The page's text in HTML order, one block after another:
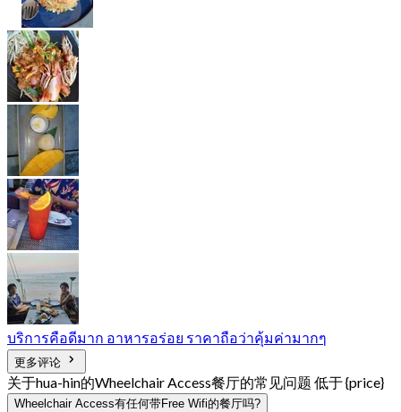
บริการคือดีมาก อาหารอร่อย ราคาถือว่าคุ้มค่ามากๆ
更多评论
关于hua-hin的Wheelchair Access餐厅的常见问题 低于 {price}
Wheelchair Access有任何带Free Wifi的餐厅吗?